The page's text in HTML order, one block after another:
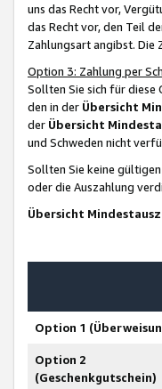
uns das Recht vor,
das Recht vor, den Teil
Zahlungsart angibst. Die
Option 3: Zahlung per
Sollten Sie sich für diese
den in der Übersicht
der Übersicht
und Schweden nicht
Sollten Sie keine
oder die Auszahlung
Übersicht
Option 1
Option 2
(Geschenkgutschein)